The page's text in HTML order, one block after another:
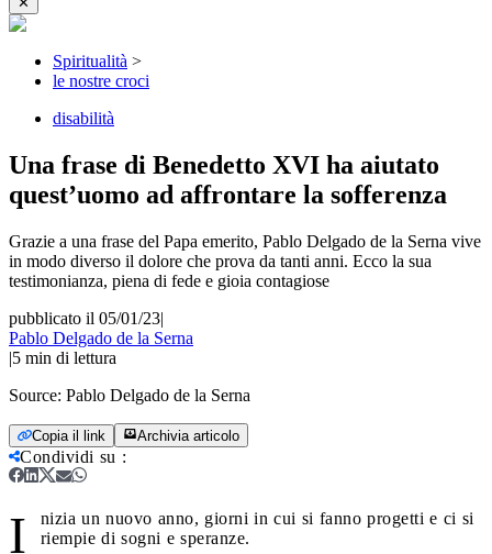
Spiritualità >
le nostre croci
disabilità
Una frase di Benedetto XVI ha aiutato
quest’uomo ad affrontare la sofferenza
Grazie a una frase del Papa emerito, Pablo Delgado de la Serna vive
in modo diverso il dolore che prova da tanti anni. Ecco la sua
testimonianza, piena di fede e gioia contagiose
pubblicato il 05/01/23|
Pablo Delgado de la Serna
|5 min di lettura
Source: Pablo Delgado de la Serna
Copia il link Archivia articolo
Condividi su :
I
nizia un nuovo anno, giorni in cui si fanno progetti e ci si
riempie di sogni e speranze.